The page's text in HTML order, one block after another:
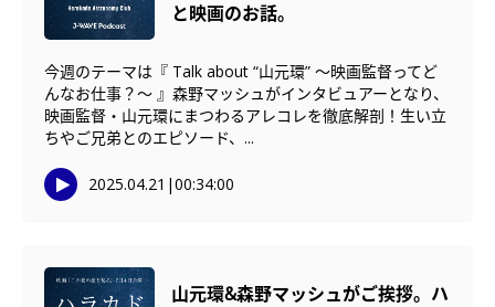
と映画のお話。
今週のテーマは『 Talk about “山元環” 〜映画監督ってど
んなお仕事？〜 』森野マッシュがインタビュアーとなり、
映画監督・山元環にまつわるアレコレを徹底解剖！生い立
ちやご兄弟とのエピソード、...
2025.04.21 |00:34:00
山元環&森野マッシュがご挨拶。ハ